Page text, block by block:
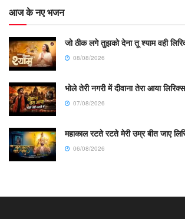
आज के नए भजन
जो ठीक लगे तुझको देना तू श्याम वही
08/08/2026
भोले तेरी नगरी में दीवाना तेरा आया लिरिक्स
07/08/2026
महाकाल रटते रटते मेरी उम्र बीत जाए
06/08/2026